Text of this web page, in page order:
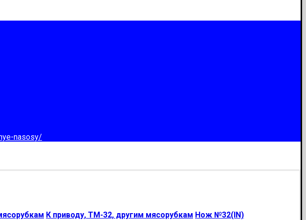
nasosy/
К приводу, ТМ-32, другим мясорубкам Нож №32(IN)